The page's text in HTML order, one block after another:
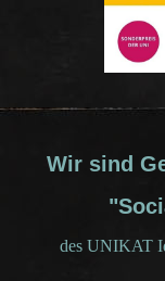
Wir sind
des UNIKAT